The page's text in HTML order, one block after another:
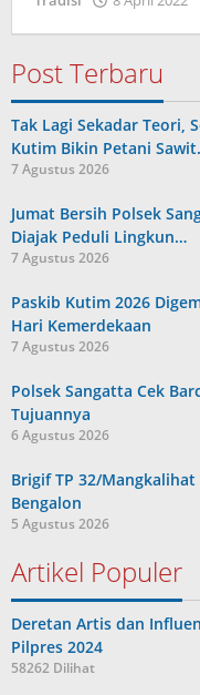
Post Terbaru
Tak Lagi Sekadar Teori,
Kutim Bikin Petani
7 Agustus 2026
Jumat Bersih Polsek
Diajak Peduli Lingkun…
7 Agustus 2026
Paskib Kutim 2026
Hari Kemerdekaan
7 Agustus 2026
Polsek Sangatta Cek
Tujuannya
6 Agustus 2026
Brigif TP 32/
Bengalon
5 Agustus 2026
Artikel Populer
Deretan Artis dan
Pilpres 2024
58262 Dilihat